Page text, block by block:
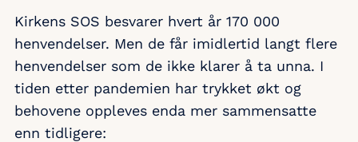
Kirkens SOS besvarer hvert år 170 000
henvendelser. Men de får imidlertid langt flere
henvendelser som de ikke klarer å ta unna. I
tiden etter pandemien har trykket økt og
behovene oppleves enda mer sammensatte
enn tidligere: